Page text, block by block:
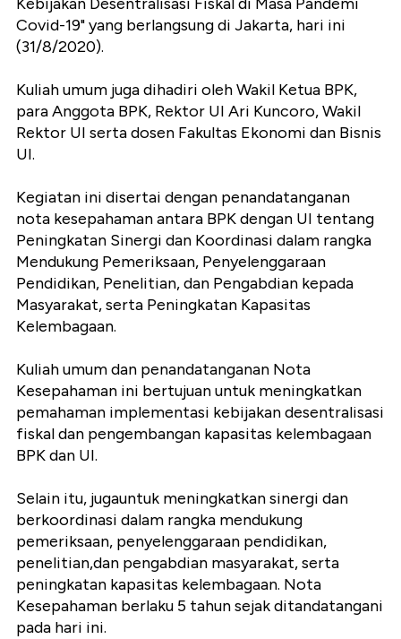
Covid-19" yang berlangsung di Jakarta, hari ini
(31/8/2020).
Kuliah umum juga dihadiri oleh Wakil Ketua BPK,
para Anggota BPK, Rektor UI Ari Kuncoro, Wakil
Rektor UI serta dosen Fakultas Ekonomi dan Bisnis
UI.
Kegiatan ini disertai dengan penandatanganan
nota kesepahaman antara BPK dengan UI tentang
Peningkatan Sinergi dan Koordinasi dalam rangka
Mendukung Pemeriksaan, Penyelenggaraan
Pendidikan, Penelitian, dan Pengabdian kepada
Masyarakat, serta Peningkatan Kapasitas
Kelembagaan.
Kuliah umum dan penandatanganan Nota
Kesepahaman ini bertujuan untuk meningkatkan
pemahaman implementasi kebijakan desentralisasi
fiskal dan pengembangan kapasitas kelembagaan
BPK dan UI.
Selain itu, jugauntuk meningkatkan sinergi dan
berkoordinasi dalam rangka mendukung
pemeriksaan, penyelenggaraan pendidikan,
penelitian,dan pengabdian masyarakat, serta
peningkatan kapasitas kelembagaan. Nota
Kesepahaman berlaku 5 tahun sejak ditandatangani
pada hari ini.